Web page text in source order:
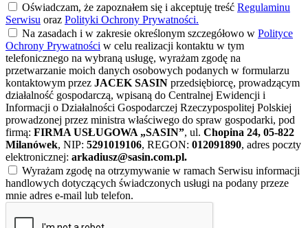
Oświadczam, że zapoznałem się i akceptuję treść Regulaminu
Serwisu oraz Polityki Ochrony Prywatności.
Na zasadach i w zakresie określonym szczegółowo w Polityce
Ochrony Prywatności w celu realizacji kontaktu w tym
telefonicznego na wybraną usługę, wyrażam zgodę na
przetwarzanie moich danych osobowych podanych w formularzu
kontaktowym przez JACEK SASIN przedsiębiorcę, prowadzącym
działalność gospodarczą, wpisaną do Centralnej Ewidencji i
Informacji o Działalności Gospodarczej Rzeczypospolitej Polskiej
prowadzonej przez ministra właściwego do spraw gospodarki, pod
firmą: FIRMA USŁUGOWA „SASIN”, ul. Chopina 24, 05-822
Milanówek, NIP: 5291019106, REGON: 012091890, adres poczty
elektronicznej: arkadiusz@sasin.com.pl.
Wyrażam zgodę na otrzymywanie w ramach Serwisu informacji
handlowych dotyczących świadczonych usługi na podany przeze
mnie adres e-mail lub telefon.